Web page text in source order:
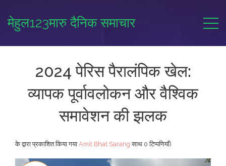
मेहुल123मारु दैनिक समाचार
2024 पेरिस पैरालंपिक खेल:
व्यापक पूर्वावलोकन और वैश्विक
समावेशन की झलक
के द्वारा प्रकाशित किया गया Amit Bhat Sarang साथ 0 टिप्पणियाँ)